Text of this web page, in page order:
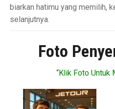
biarkan hatimu yang memilih,
selanjutnya.
Foto
“Klik Foto Untuk